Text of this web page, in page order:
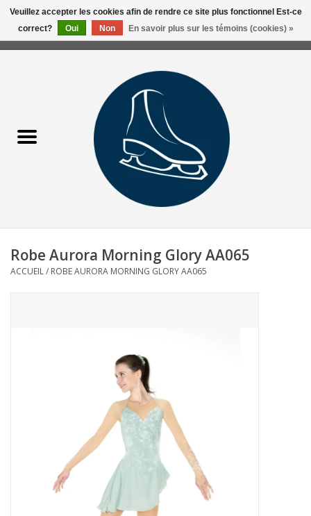
0 Articles - 0,00$CA
Liquidation/Clearance
Patins Usagés
Hockey
Pièces uniques Lamond
Rendez-vous achat de patins
Robe Aurora Morning Glory AA065
ACCUEIL/ ROBE AURORA MORNING GLORY AA065
Veuillez accepter les cookies afin de rendre ce site plus fonctionnel Est-ce
correct?
Oui Non En savoir plus sur les témoins (cookies) »